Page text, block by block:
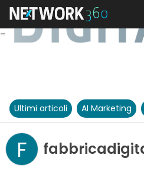
Ultimi articoli AI Marketing
F